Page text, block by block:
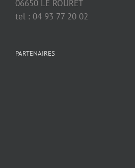
06650 LE ROURET
tel : 04 93 77 20 02
PARTENAIRES